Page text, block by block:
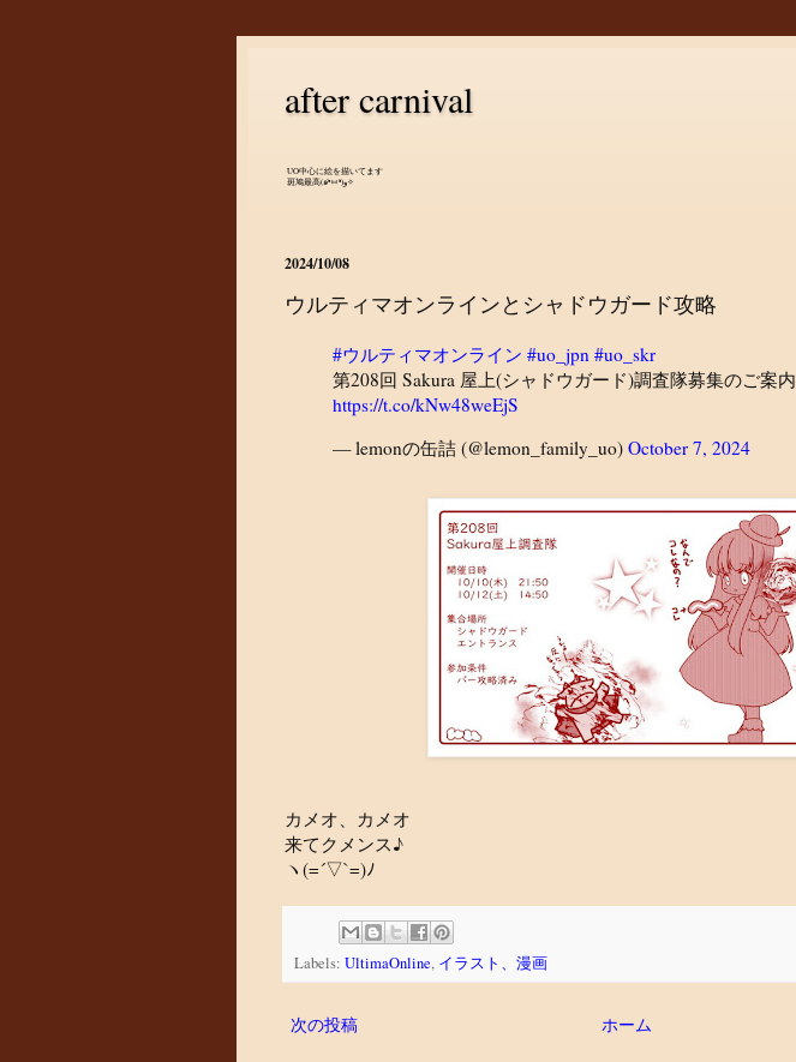
after carnival
UO中心に絵を描いてます
斑鳩最高(๑•̀ㅂ•́)و✧
2024/10/08
ウルティマオンラインとシャドウガード攻略
#ウルティマオンライン #uo_jpn #uo_skr
第208回 Sakura 屋上(シャドウガード)調査隊募集のご案内
https://t.co/kNw48weEjS
— lemonの缶詰 (@lemon_family_uo) October 7, 2024
カメオ、カメオ
来てクメンス♪
ヽ(=´▽`=)ﾉ
Labels: UltimaOnline, イラスト、漫画
次の投稿 ホーム